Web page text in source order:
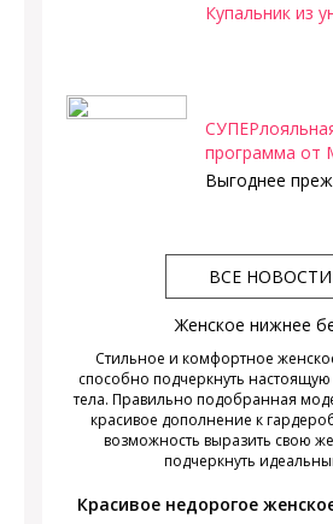
Купальник из
программа от
Выгоднее
ВСЕ НОВОСТИ
Женское нижнее
Стильное и комфортное
способно подчеркнуть настоящую
тела. Правильно подобранная
красивое дополнение к
возможность выразить свою
подчеркнуть
Красивое недорогое